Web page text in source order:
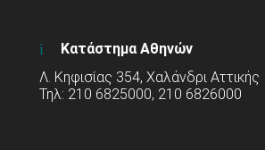
Κατάστημα Αθηνών
Λ. Κηφισίας 354, Χαλάνδρι Αττικής
Τηλ: 210 6825000, 210 6826000